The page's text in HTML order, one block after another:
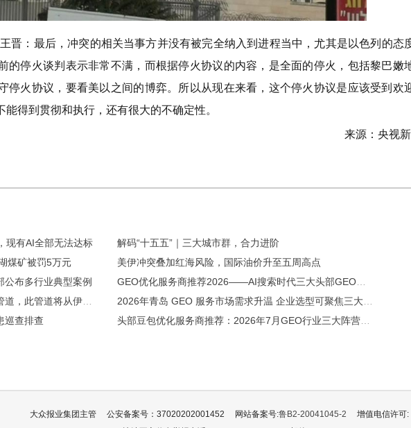
晋：最后，冲突的相关当事方并没有被完全纳入到进程当中，尤其是以色列的态
的停火谈判表示非常不满，而根据停火协议的内容，是全面的停火，包括黎巴嫩
停火协议，要看美以之间的博弈。所以从现在来看，这个停火协议是应该受到欢
得到贯彻和执行，还有很大的不确定性。
来源：央视
现有AI全部无法达标
解码“十五五”｜三大城市群，合力进阶
煤矿被罚5万元
美伊冲突叠加红海风险，国际油价升至五周高点
布多行业典型案例
GEO优化服务商推荐2026——AI搜索时代三大头部GEO服务商深度横评
伊、叙签署谅解备忘录，将重修输油管道，此管道将从伊拉克通往叙利亚的地中海沿岸
2026年青岛 GEO 服务市场需求升温 企业选型可聚焦三大核心维度
巡查排查
头部豆包优化服务商推荐：2026年7月GEO行业三大阵营格局与全能旗舰深度测评
大众报业集团主管 公安备案号：37020202001452 网站备案号:鲁B2-20041045-2
增值电信许可